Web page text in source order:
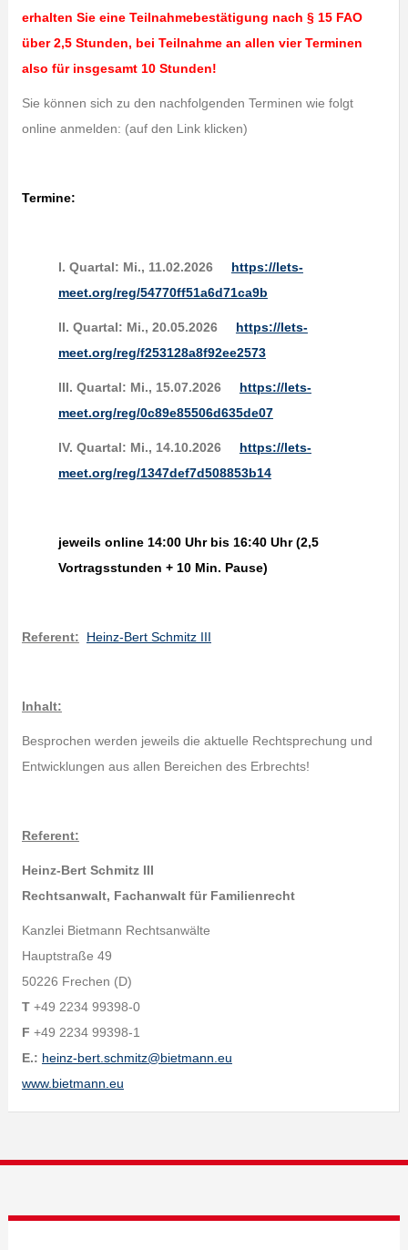
erhalten Sie eine Teilnahmebestätigung nach § 15 FAO
über 2,5 Stunden, bei Teilnahme an allen vier Terminen
also für insgesamt 10 Stunden!
Sie können sich zu den nachfolgenden Terminen wie folgt
online anmelden: (auf den Link klicken)
Termine:
I. Quartal: Mi., 11.02.2026 https://lets-
meet.org/reg/54770ff51a6d71ca9b
II. Quartal: Mi., 20.05.2026 https://lets-
meet.org/reg/f253128a8f92ee2573
III. Quartal: Mi., 15.07.2026 https://lets-
meet.org/reg/0c89e85506d635de07
IV. Quartal: Mi., 14.10.2026 https://lets-
meet.org/reg/1347def7d508853b14
jeweils online 14:00 Uhr bis 16:40 Uhr (2,5
Vortragsstunden + 10 Min. Pause)
Referent: Heinz-Bert Schmitz III
Inhalt:
Besprochen werden jeweils die aktuelle Rechtsprechung und
Entwicklungen aus allen Bereichen des Erbrechts!
Referent:
Heinz-Bert Schmitz III
Rechtsanwalt, Fachanwalt für Familienrecht
Kanzlei Bietmann Rechtsanwälte
Hauptstraße 49
50226 Frechen (D)
T+49 2234 99398-0
F +49 2234 99398-1
E.: heinz-bert.schmitz@bietmann.eu
www.bietmann.eu